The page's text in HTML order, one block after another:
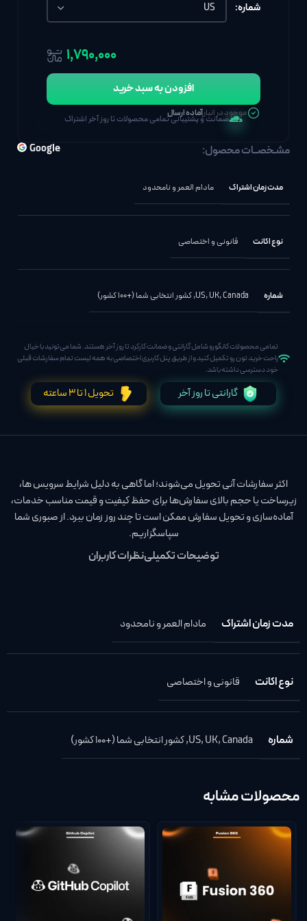
Google مشـخصــات محصول:
مدت زمان اشتراک مادام العمر و نامحدود
نوع اکانت قانونی و اختصاصی
شماره US,UK,Canada
,کشور انتخابی شما (+100 کشور)
شماره:
۱٬۷۹۰٬۰۰۰
افزودن به سبد خرید
موجود در انبارآماده ارسال
ضمانت و پشتیبانی تمامی محصولات تا روز آخر اشتراک
تمامی محصولات کانگورو شامل گارانتی و ضمانت کارکرد تا روز آخر هستند. شما می‌تونید با خیال
راحت خرید تون رو تکمیل کنید و از طریق پنل کاربری اختصاصی به همه لیست تمام سفارشات قبلی
خود دسترسی داشته باشد.
گارانتی تا روز آخر تحویل 1 تا 3 ساعته
اکثر سفارشات آنی تحویل می‌شوند؛ اما گاهی به دلیل شرایط سرویس‌ ها،
زیرساخت یا حجم بالای سفارش‌ها برای حفظ کیفیت و قیمت مناسب خدمات،
آماده‌سازی و تحویل سفارش ممکن است تا چند روز زمان ببرد. از صبوری شما
سپاسگزاریم.
توضیحات تکمیلینظرات کاربران
مدت زمان اشتراک مادام العمر و نامحدود
نوع اکانت قانونی و اختصاصی
شماره US,UK,Canada
,کشور انتخابی شما (+100 کشور)
محصولات مشابه